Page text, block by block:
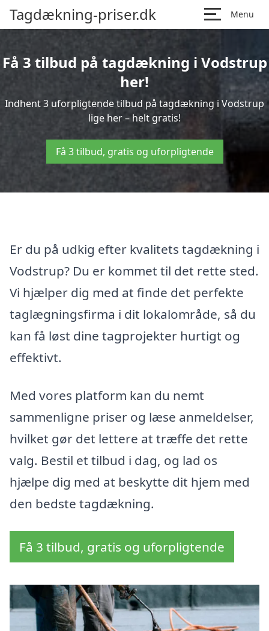
Tagdækning-priser.dk Menu
Få 3 tilbud på tagdækning i Vodstrup
her!
Indhent 3 uforpligtende tilbud på tagdækning i Vodstrup
lige her – helt gratis!
Få 3 tilbud, gratis og uforpligtende
Er du på udkig efter kvalitets tagdækning i
Vodstrup? Du er kommet til det rette sted.
Vi hjælper dig med at finde det perfekte
taglægningsfirma i dit lokalområde, så du
kan få løst dine tagprojekter hurtigt og
effektivt.
Med vores platform kan du nemt
sammenligne priser og læse anmeldelser,
hvilket gør det lettere at træffe det rette
valg. Bestil et tilbud i dag, og lad os
hjælpe dig med at beskytte dit hjem med
den bedste tagdækning.
Få 3 tilbud, gratis og uforpligtende